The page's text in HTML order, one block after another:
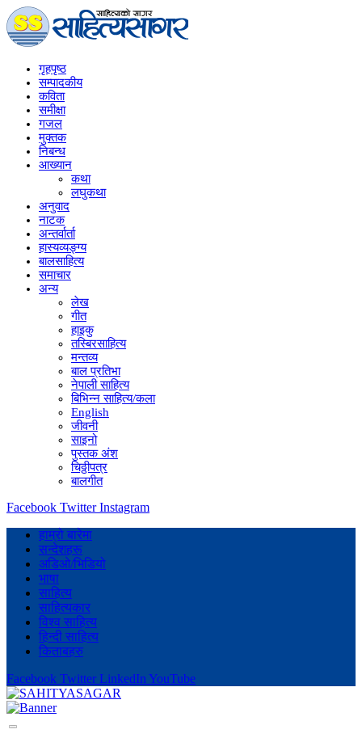
गृहपृष्‍ठ
सम्पादकीय
कविता
समीक्षा
गजल
मुक्तक
निबन्ध
आख्यान
कथा
लघुकथा
अनुवाद
नाटक
अन्तर्वार्ता
हास्यव्यङ्ग्य
बालसाहित्य
समाचार
अन्य
लेख
गीत
हाइकु
तस्बिरसाहित्य
मन्तव्य
बाल प्रतिभा
नेपाली साहित्य
बिभिन्न साहित्य/कला
English
जीवनी
साइनो
पुस्तक अंश
चिठ्ठीपत्र
बालगीत
Facebook Twitter Instagram
हाम्रो बारेमा
सन्देशहरू
अडिओ/भिडियो
भाषा
साहित्य
साहित्यकार
विश्व साहित्य
हिन्दी साहित्य
किताबहरु
Facebook Twitter LinkedIn YouTube